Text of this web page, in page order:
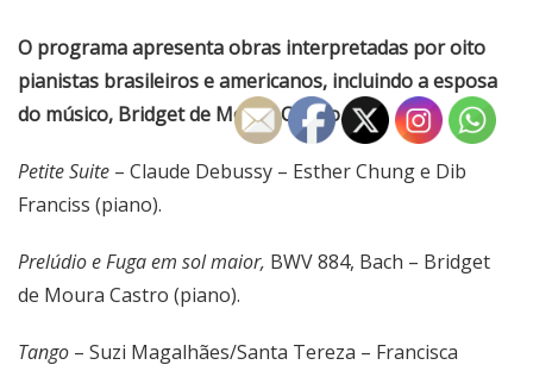
O programa apresenta obras interpretadas por oito
pianistas brasileiros e americanos, incluindo a esposa
do músico, Bridget de Moura Castro.
Petite Suite – Claude Debussy – Esther Chung e Dib
Franciss (piano).
Prelúdio e Fuga em sol maior, BWV 884, Bach – Bridget
de Moura Castro (piano).
Tango – Suzi Magalhães/Santa Tereza – Francisca